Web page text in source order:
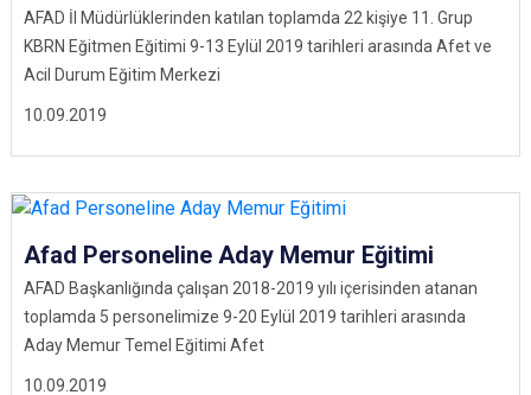
10.09.2019
AFAD İl Müdürlüklerinden katılan toplamda 22 kişiye 11. Grup
KBRN Eğitmen Eğitimi 9-13 Eylül 2019 tarihleri arasında Afet ve
Acil Durum Eğitim Merkezi
10.09.2019
Afad Personeline Aday Memur Eğitimi
AFAD Başkanlığında çalışan 2018-2019 yılı içerisinden atanan
toplamda 5 personelimize 9-20 Eylül 2019 tarihleri arasında
Aday Memur Temel Eğitimi Afet